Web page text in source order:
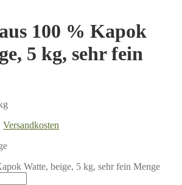
100 % Kapok
5 kg, sehr fein
Versandkosten
Watte, beige, 5 kg, sehr fein Menge